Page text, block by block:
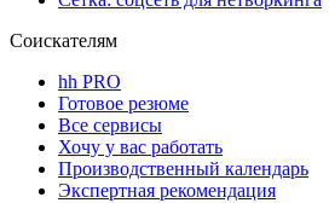
Соискателям
hh PRO
Готовое резюме
Все сервисы
Хочу у вас работать
Производственный календарь
Экспертная рекомендация